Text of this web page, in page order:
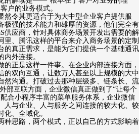
户的业务模式。
令其更适合于为大中型企业客户提供服
极强的技术能力和雄厚的资源，他们完全有
供应商，针对具体商务场景开发出需要的解
里、腾讯这样的平台来介入商务场景的定制
的真正需求，是能为它们提供一个基础通讯
外连接。
正是这样一件事。在企业内部连接方面，
的双向互通，让数万人甚至以上规模的大中
然沟通。打破过去那种层级多、链条长、流
部互联方面，企业微信真正做到了“让每个
合小程序丰富的菜单服务体系，企业微信
人与企业、人与服务之间连接的较大化、较
、全域化。
思路，两个模式，正以自己的方式影响着